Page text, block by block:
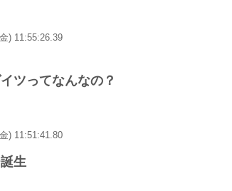
) 11:55:26.39
ツってなんなの？
) 11:51:41.80
生